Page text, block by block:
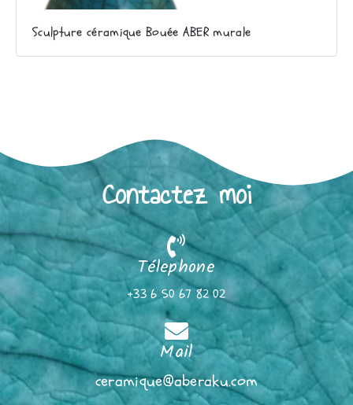
Sculpture céramique Bouée ABER murale
Contactez moi
Télephone
+33 6 50 67 82 02
Mail
ceramique@aberaku.com